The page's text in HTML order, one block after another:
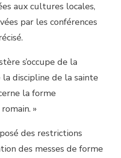
aux cultures locales,
par les conférences
s’occupe de la
discipline de la sainte
la forme
»
des restrictions
des messes de forme